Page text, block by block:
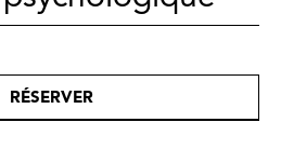
RÉSERVER